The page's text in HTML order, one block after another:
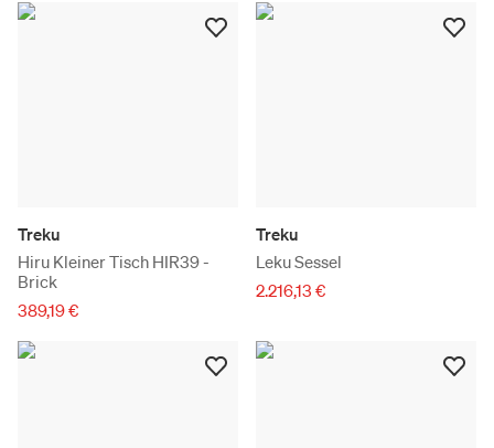
Treku
Hiru Kleiner Tisch HIR39 -
Brick
389,19 €
Treku
Leku Sessel
2.216,13 €